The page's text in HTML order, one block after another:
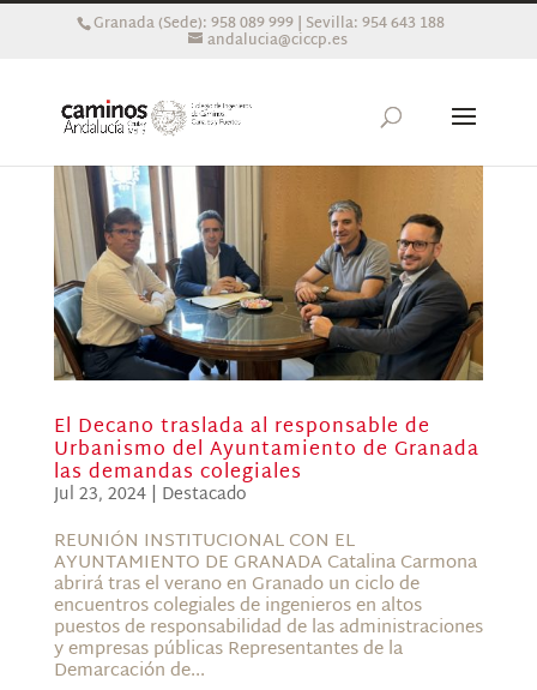
Granada (Sede): 958 089 999 | Sevilla: 954 643 188
andalucia@ciccp.es
El Decano traslada al responsable de
Urbanismo del Ayuntamiento de Granada
las demandas colegiales
Jul 23, 2024| Destacado
REUNIÓN INSTITUCIONAL CON EL
AYUNTAMIENTO DE GRANADA Catalina Carmona
abrirá tras el verano en Granado un ciclo de
encuentros colegiales de ingenieros en altos
puestos de responsabilidad de las administraciones
y empresas públicas Representantes de la
Demarcación de...